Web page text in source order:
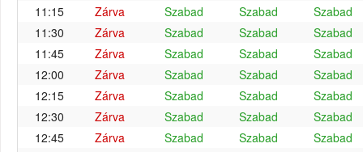
11:15
Zárva Szabad Szabad
Szabad
11:30
Zárva Szabad Szabad
Szabad
11:45
Zárva Szabad Szabad
Szabad
12:00
Zárva Szabad Szabad
Szabad
12:15
Zárva Szabad Szabad
Szabad
12:30
Zárva Szabad Szabad
Szabad
12:45
Zárva Szabad Szabad
Szabad